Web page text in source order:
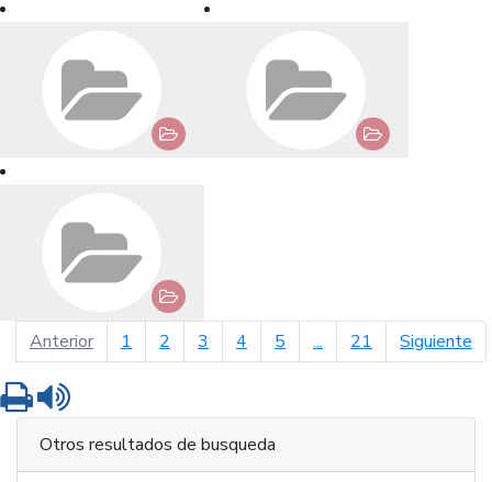
Anteriorpágina anterior
1 2 3 4 5 ... 21 Siguiente
Imprimir
Otros resultados de busqueda